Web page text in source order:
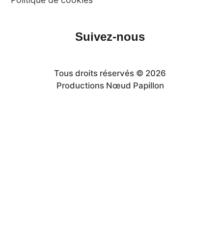
Suivez-nous
Tous droits réservés © 2026
Productions Nœud Papillon